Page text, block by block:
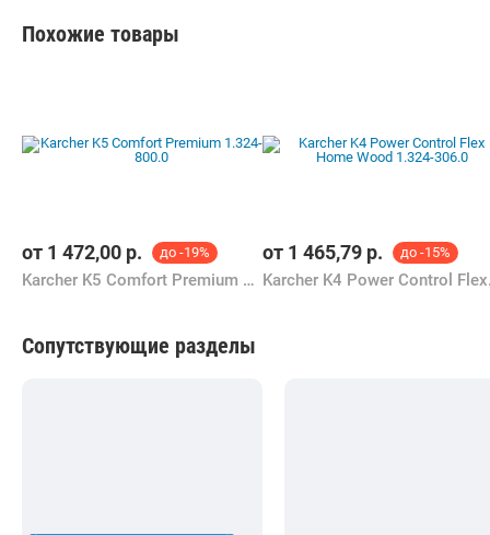
Похожие товары
от 1 472,00 р. до -19%
Karcher K5 Comfort Premium 1.324-800.0
от 1 465,79 р. до -15%
Сопутствующие разделы